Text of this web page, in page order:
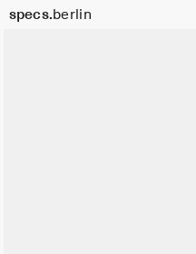
specs.berlin
Warenkorb
Größe
49